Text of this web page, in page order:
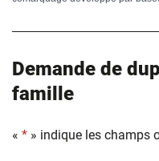
Demande de
famille
« * » indique les champs